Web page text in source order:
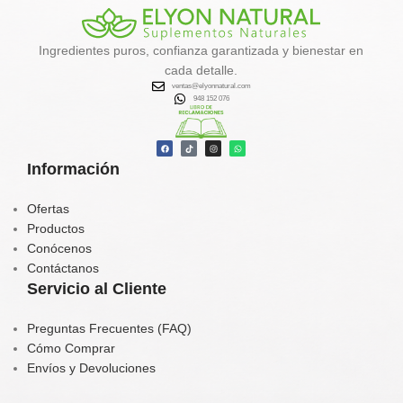
✔️
Favorece la eliminación de
toxinas
✔️Activa el metabolismo y la
quema de grasa natural
✔️Aporta energía, calcio, hierro y
vitaminas
✔️Contribuye al equilibrio
hormonal y tiroideo
Información
Ofertas
Productos
Conócenos
Contáctanos
Ingredientes puros, confianza garantizada y bienestar en
cada detalle.
ventas@elyonnatural.com
948 152 076
Servicio al Cliente
Preguntas Frecuentes (FAQ)
Cómo Comprar
Envíos y Devoluciones